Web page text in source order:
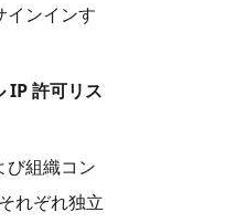
インインす
IP 許可リス
び組織コン
れぞれ独立